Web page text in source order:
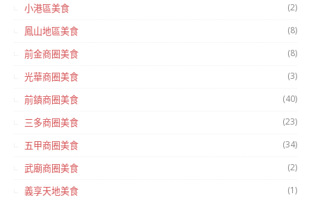
小港區美食 (2)
鳳山地區美食 (8)
前金商圈美食 (8)
光華商圈美食 (3)
前鎮商圈美食 (40)
三多商圈美食 (23)
五甲商圈美食 (34)
武廟商圈美食 (2)
義享天地美食 (1)